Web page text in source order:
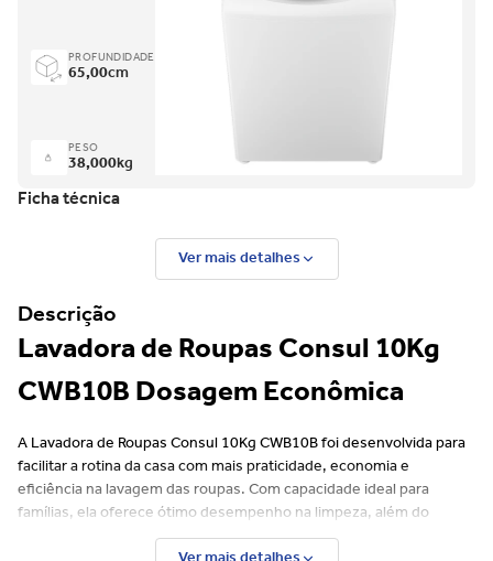
PROFUNDIDADE
65,00cm
PESO
38,000kg
Ficha técnica
Ver mais detalhes
Descrição
Lavadora de Roupas Consul 10Kg
CWB10B Dosagem Econômica
A Lavadora de Roupas Consul 10Kg CWB10B foi desenvolvida para
facilitar a rotina da casa com mais praticidade, economia e
eficiência na lavagem das roupas. Com capacidade ideal para
famílias, ela oferece ótimo desempenho na limpeza, além do
sistema de Dosagem Econômica, que ajuda a utilizar a quantidade